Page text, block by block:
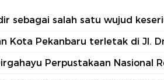
sebagai salah satu wujud
Kota Pekanbaru terletak di Jl.
Perpustakaan Nasional